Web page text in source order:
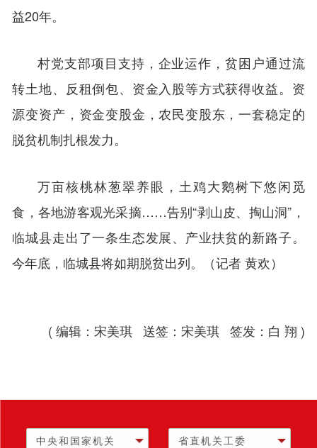
益20年。
村党支部项目支持，企业运作，贫困户通过流
转土地、反租倒包、资金入股等方式获得收益。资
源变资产，资金变股金，农民变股东，一套稳定的
脱贫机制扎根发力。
万亩核桃林葱翠养眼，土鸡大鹅树下悠闲觅
食，各地游客观光采摘……告别“剥山皮、掏山洞”，
临城县走出了一条生态发展、产业扶贫的新路子。
今年底，临城县将如期脱贫出列。（记者 黄欢）
( 编辑：宋美琪 送签：宋美琪 签发：白 翔 )
中央和国家机关 省直机关工委